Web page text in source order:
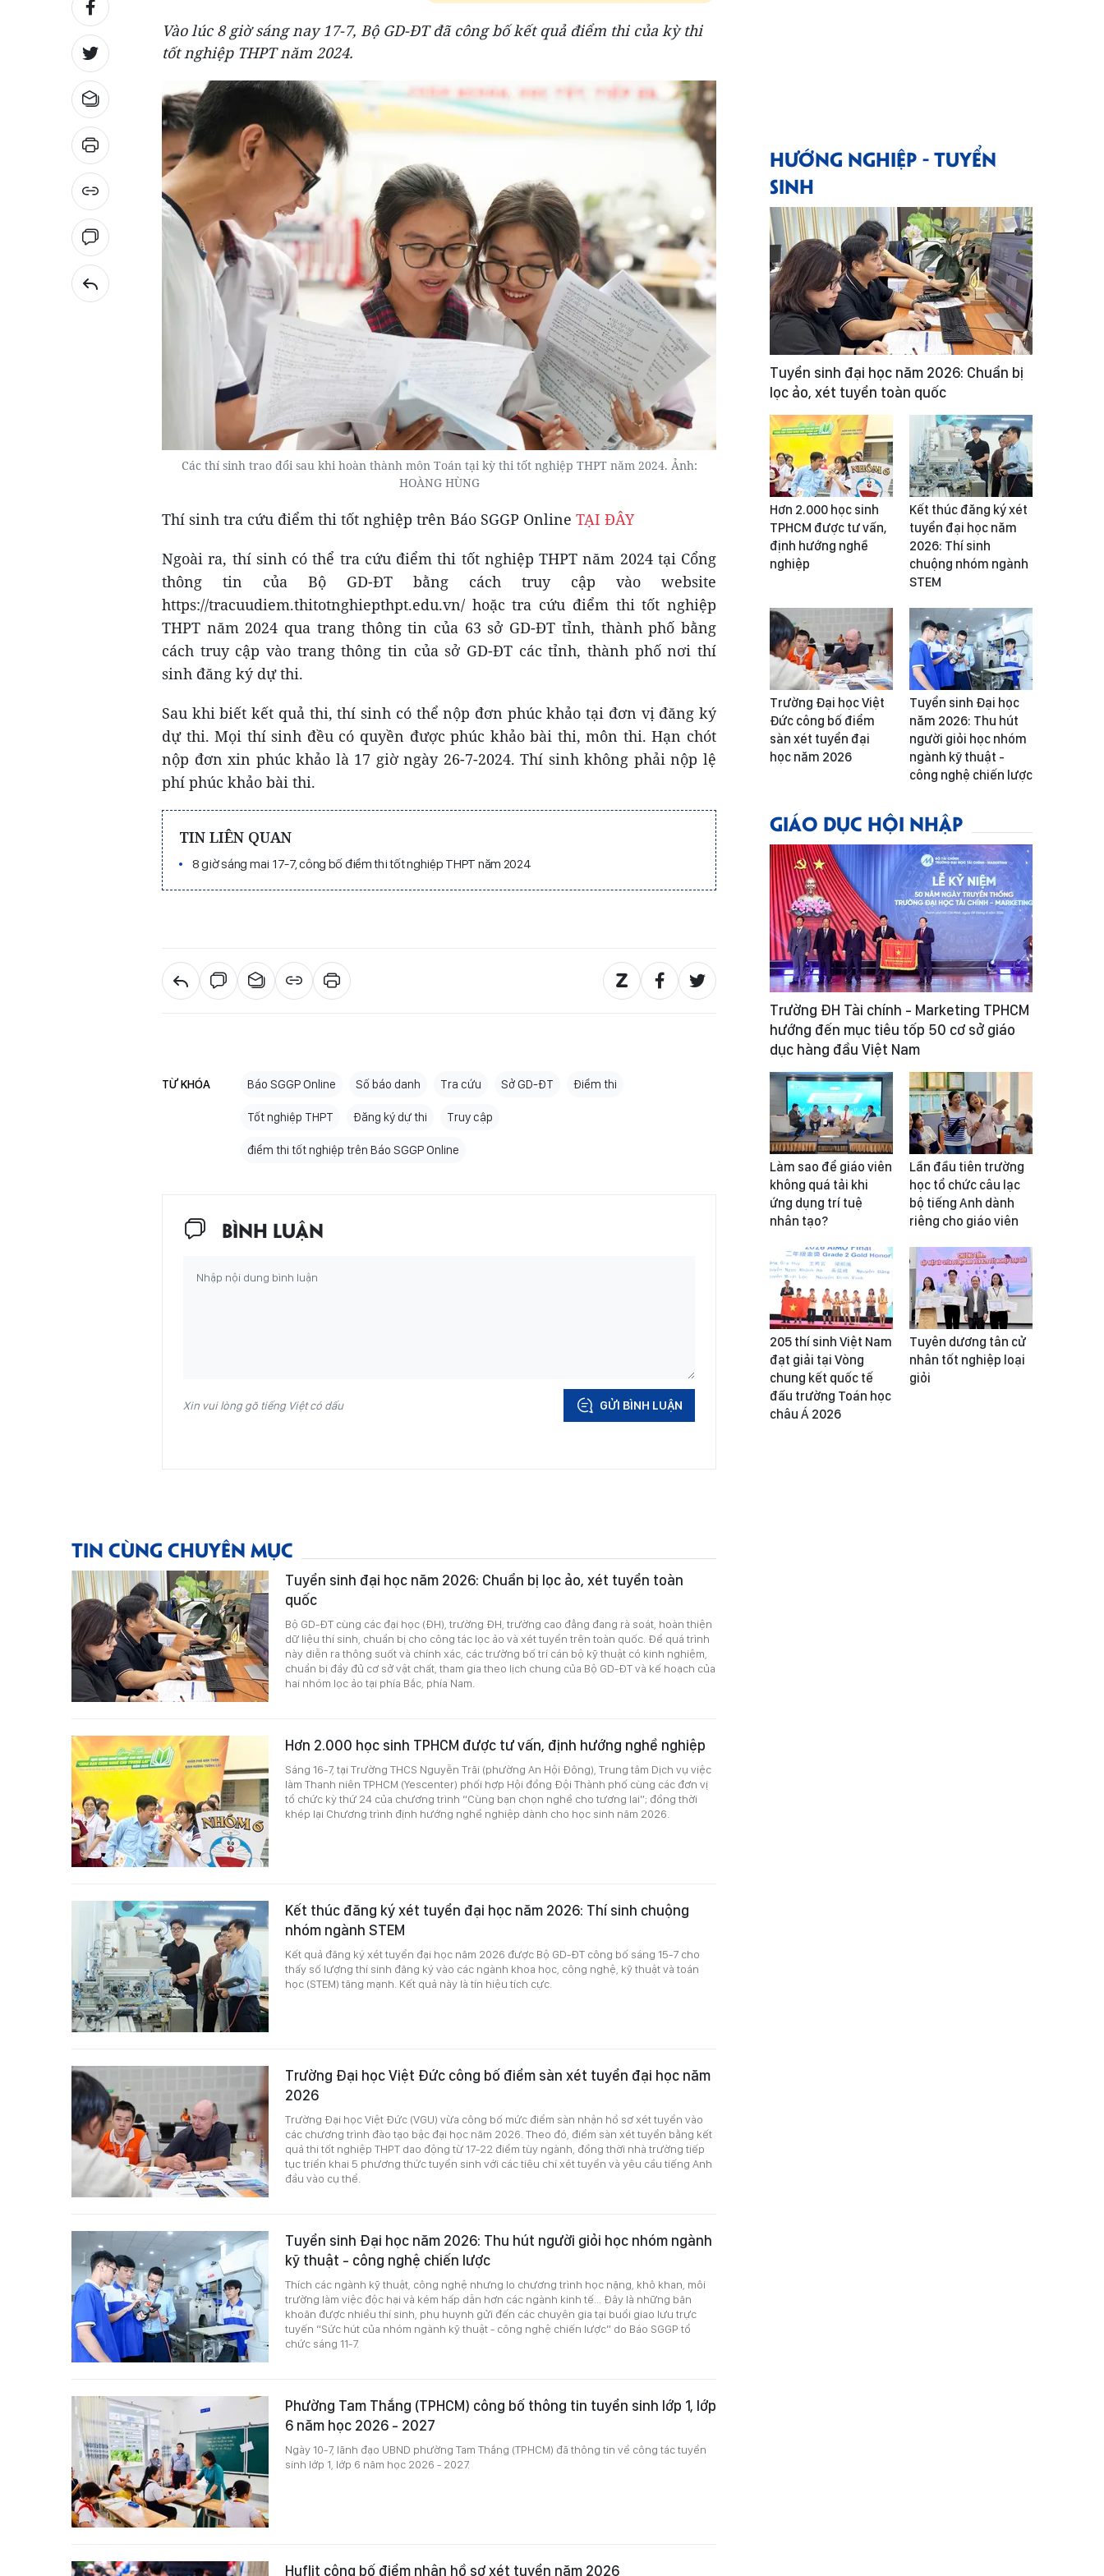
Vào lúc 8 giờ sáng nay 17-7, Bộ GD-ĐT đã công bố kết quả điểm thi của kỳ thi
tốt nghiệp THPT năm 2024.
Các thí sinh trao đổi sau khi hoàn thành môn Toán tại kỳ thi tốt nghiệp THPT năm 2024. Ảnh:
HOÀNG HÙNG
Thí sinh tra cứu điểm thi tốt nghiệp trên Báo SGGP Online TẠI ĐÂY
Ngoài ra, thí sinh có thể tra cứu điểm thi tốt nghiệp THPT năm 2024 tại Cổng
thông tin của Bộ GD-ĐT bằng cách truy cập vào website
https://tracuudiem.thitotnghiepthpt.edu.vn/ hoặc tra cứu điểm thi tốt nghiệp
THPT năm 2024 qua trang thông tin của 63 sở GD-ĐT tỉnh, thành phố bằng
cách truy cập vào trang thông tin của sở GD-ĐT các tỉnh, thành phố nơi thí
sinh đăng ký dự thi.
Sau khi biết kết quả thi, thí sinh có thể nộp đơn phúc khảo tại đơn vị đăng ký
dự thi. Mọi thí sinh đều có quyền được phúc khảo bài thi, môn thi. Hạn chót
nộp đơn xin phúc khảo là 17 giờ ngày 26-7-2024. Thí sinh không phải nộp lệ
phí phúc khảo bài thi.
TIN LIÊN QUAN
8 giờ sáng mai 17-7, công bố điểm thi tốt nghiệp THPT năm 2024
TỪ KHÓA Báo SGGP Online Số báo danh Tra cứu Sở GD-ĐT Điểm thi
Tốt nghiệp THPT Đăng ký dự thi Truy cập
điểm thi tốt nghiệp trên Báo SGGP Online
BÌNH LUẬN
Xin vui lòng gõ tiếng Việt có dấu GỬI BÌNH LUẬN
TIN CÙNG CHUYÊN MỤC
Tuyển sinh đại học năm 2026: Chuẩn bị lọc ảo, xét tuyển toàn
quốc
Bộ GD-ĐT cùng các đại học (ĐH), trường ĐH, trường cao đẳng đang rà soát, hoàn thiện
dữ liệu thí sinh, chuẩn bị cho công tác lọc ảo và xét tuyển trên toàn quốc. Để quá trình
này diễn ra thông suốt và chính xác, các trường bố trí cán bộ kỹ thuật có kinh nghiệm,
chuẩn bị đầy đủ cơ sở vật chất, tham gia theo lịch chung của Bộ GD-ĐT và kế hoạch của
hai nhóm lọc ảo tại phía Bắc, phía Nam.
Hơn 2.000 học sinh TPHCM được tư vấn, định hướng nghề nghiệp
Sáng 16-7, tại Trường THCS Nguyễn Trãi (phường An Hội Đông), Trung tâm Dịch vụ việc
làm Thanh niên TPHCM (Yescenter) phối hợp Hội đồng Đội Thành phố cùng các đơn vị
tổ chức kỳ thứ 24 của chương trình “Cùng bạn chọn nghề cho tương lai”; đồng thời
khép lại Chương trình định hướng nghề nghiệp dành cho học sinh năm 2026.
Kết thúc đăng ký xét tuyển đại học năm 2026: Thí sinh chuộng
nhóm ngành STEM
Kết quả đăng ký xét tuyển đại học năm 2026 được Bộ GD-ĐT công bố sáng 15-7 cho
thấy số lượng thí sinh đăng ký vào các ngành khoa học, công nghệ, kỹ thuật và toán
học (STEM) tăng mạnh. Kết quả này là tín hiệu tích cực.
Trường Đại học Việt Đức công bố điểm sàn xét tuyển đại học năm
2026
Trường Đại học Việt Đức (VGU) vừa công bố mức điểm sàn nhận hồ sơ xét tuyển vào
các chương trình đào tạo bậc đại học năm 2026. Theo đó, điểm sàn xét tuyển bằng kết
quả thi tốt nghiệp THPT dao động từ 17-22 điểm tùy ngành, đồng thời nhà trường tiếp
tục triển khai 5 phương thức tuyển sinh với các tiêu chí xét tuyển và yêu cầu tiếng Anh
đầu vào cụ thể.
Tuyển sinh Đại học năm 2026: Thu hút người giỏi học nhóm ngành
kỹ thuật - công nghệ chiến lược
Thích các ngành kỹ thuật, công nghệ nhưng lo chương trình học nặng, khô khan, môi
trường làm việc độc hại và kém hấp dẫn hơn các ngành kinh tế... Đây là những băn
khoăn được nhiều thí sinh, phụ huynh gửi đến các chuyên gia tại buổi giao lưu trực
tuyến “Sức hút của nhóm ngành kỹ thuật - công nghệ chiến lược” do Báo SGGP tổ
chức sáng 11-7.
Phường Tam Thắng (TPHCM) công bố thông tin tuyển sinh lớp 1, lớp
6 năm học 2026 - 2027
Ngày 10-7, lãnh đạo UBND phường Tam Thắng (TPHCM) đã thông tin về công tác tuyển
sinh lớp 1, lớp 6 năm học 2026 - 2027.
Huflit công bố điểm nhận hồ sơ xét tuyển năm 2026
HƯỚNG NGHIỆP - TUYỂN
SINH
Tuyển sinh đại học năm 2026: Chuẩn bị
lọc ảo, xét tuyển toàn quốc
Hơn 2.000 học sinh
TPHCM được tư vấn,
định hướng nghề
nghiệp
Kết thúc đăng ký xét
tuyển đại học năm
2026: Thí sinh
chuộng nhóm ngành
STEM
Trường Đại học Việt
Đức công bố điểm
sàn xét tuyển đại
học năm 2026
Tuyển sinh Đại học
năm 2026: Thu hút
người giỏi học nhóm
ngành kỹ thuật -
công nghệ chiến lược
GIÁO DỤC HỘI NHẬP
Trường ĐH Tài chính - Marketing TPHCM
hướng đến mục tiêu tốp 50 cơ sở giáo
dục hàng đầu Việt Nam
Làm sao để giáo viên
không quá tải khi
ứng dụng trí tuệ
nhân tạo?
Lần đầu tiên trường
học tổ chức câu lạc
bộ tiếng Anh dành
riêng cho giáo viên
205 thí sinh Việt Nam
đạt giải tại Vòng
chung kết quốc tế
đấu trường Toán học
châu Á 2026
Tuyên dương tân cử
nhân tốt nghiệp loại
giỏi